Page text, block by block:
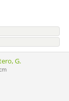
G.